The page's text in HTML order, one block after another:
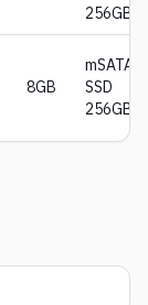
256GB
8GB
mSATA
SSD
256GB